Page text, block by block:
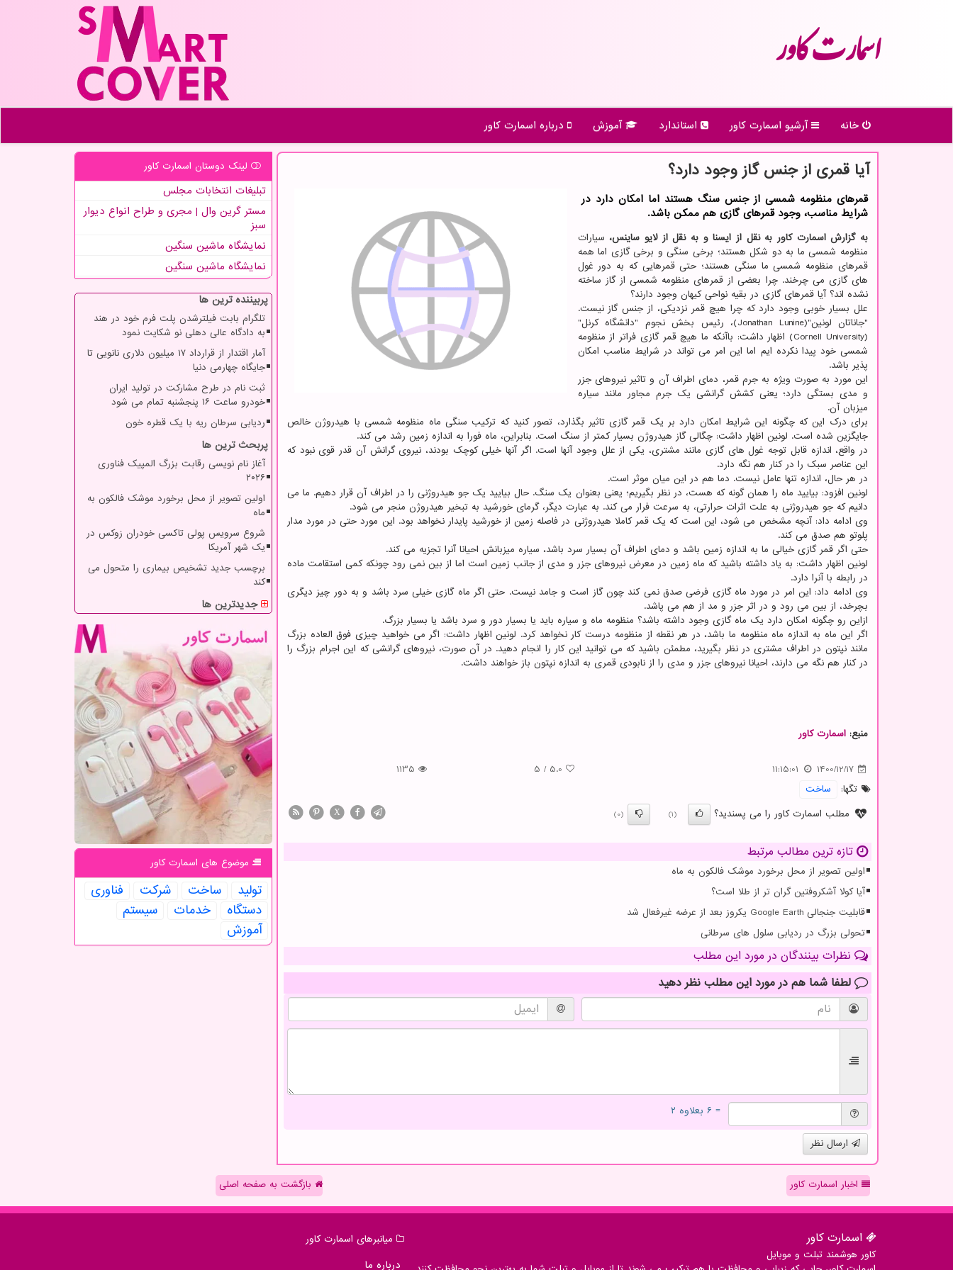
اسمارت كاور
خانه آرشیو اسمارت كاور استاندارد آموزش درباره اسمارت كاور
آیا قمری از جنس گاز وجود دارد؟
قمرهای منظومه شمسی از جنس سنگ هستند اما امکان دارد در
شرایط مناسب، وجود قمرهای گازی هم ممکن باشد.
به گزارش اسمارت کاور به نقل از ایسنا و به نقل از لایو ساینس، سیارات
منظومه شمسی ما به دو شکل هستند؛ برخی سنگی و برخی گازی اما همه
قمرهای منظومه شمسی ما سنگی هستند؛ حتی قمرهایی که به دور غول
های گازی می چرخند. چرا بعضی از قمرهای منظومه شمسی از گاز ساخته
نشده اند؟ آیا قمرهای گازی در بقیه نواحی کیهان وجود دارند؟
علل بسیار خوبی وجود دارد که چرا هیچ قمر نزدیکی، از جنس گاز نیست.
"جاناتان لونین"(Jonathan Lunine)، رئیس بخش نجوم "دانشگاه کرنل"
(Cornell University) اظهار داشت: باآنکه ما هیچ قمر گازی فراتر از منظومه
شمسی خود پیدا نکرده ایم اما این امر می تواند در شرایط مناسب امکان
پذیر باشد.
این مورد به صورت ویژه به جرم قمر، دمای اطراف آن و تاثیر نیروهای جزر
و مدی بستگی دارد؛ یعنی کشش گرانشی یک جرم مجاور مانند سیاره
میزبان آن.
برای درک این که چگونه این شرایط امکان دارد بر یک قمر گازی تاثیر بگذارد، تصور کنید که ترکیب سنگی ماه منظومه شمسی با هیدروژن خالص
جایگزین شده است. لونین اظهار داشت: چگالی گاز هیدروژن بسیار کمتر از سنگ است. بنابراین، ماه فورا به اندازه زمین رشد می کند.
در واقع، اندازه قابل توجه غول های گازی مانند مشتری، یکی از علل وجود آنها است. اگر آنها خیلی کوچک بودند، نیروی گرانش آن قدر قوی نبود که
این عناصر سبک را در کنار هم نگه دارد.
در هر حال، اندازه تنها عامل نیست. دما هم در این میان موثر است.
لونین افزود: بیایید ماه را همان گونه که هست، در نظر بگیریم؛ یعنی بعنوان یک سنگ. حال بیایید یک جو هیدروژنی را در اطراف آن قرار دهیم. ما می
دانیم که جو هیدروژنی به علت اثرات حرارتی، به سرعت فرار می کند. به عبارت دیگر، گرمای خورشید به تبخیر هیدروژن منجر می شود.
وی ادامه داد: آنچه مشخص می شود، این است که یک قمر کاملا هیدروژنی در فاصله زمین از خورشید پایدار نخواهد بود. این مورد حتی در مورد مدار
پلوتو هم صدق می کند.
حتی اگر قمر گازی خیالی ما به اندازه زمین باشد و دمای اطراف آن بسیار سرد باشد، سیاره میزبانش احیانا آنرا تجزیه می کند.
لونین اظهار داشت: به یاد داشته باشید که ماه زمین در معرض نیروهای جزر و مدی از جانب زمین است اما از بین نمی رود چونکه کمی استقامت ماده
در رابطه با آنرا دارد.
وی ادامه داد: این امر در مورد ماه گازی فرضی صدق نمی کند چون گاز است و جامد نیست. حتی اگر ماه گازی خیلی سرد باشد و به دور چیز دیگری
بچرخد، از بین می رود و در اثر جزر و مد از هم می پاشد.
ازاین رو چگونه امکان دارد یک ماه گازی وجود داشته باشد؟ منظومه ماه و سیاره باید یا بسیار دور و سرد باشد یا بسیار بزرگ.
اگر این ماه به اندازه ماه منظومه ما باشد، در هر نقطه از منظومه درست کار نخواهد کرد. لونین اظهار داشت: اگر می خواهید چیزی فوق العاده بزرگ
مانند نپتون در اطراف مشتری در نظر بگیرید، مطمئن باشید که می توانید این کار را انجام دهید. در آن صورت، نیروهای گرانشی که این اجرام بزرگ را
در کنار هم نگه می دارند، احیانا نیروهای جزر و مدی را از نابودی قمری به اندازه نپتون باز خواهند داشت.
منبع: اسمارت كاور
1400/12/17
11:15:01
5.0
/
5
1135
تگها:
ساخت
مطلب اسمارت کاور را می پسندید؟
(1)
(0)
X
تازه ترین مطالب مرتبط
اولین تصویر از محل برخورد موشک فالکون به ماه
آیا کولا آشکروفتین گران تر از طلا است؟
قابلیت جنجالی Google Earth یکروز بعد از عرضه غیرفعال شد
تحولی بزرگ در ردیابی سلول های سرطانی
نظرات بینندگان در مورد این مطلب
لطفا شما هم در مورد این مطلب نظر دهید
= ۶ بعلاوه ۲
ارسال نظر
لینک دوستان اسمارت كاور
تبلیغات انتخابات مجلس
مستر گرین وال | مجری و طراح انواع دیوار
سبز
نمایشگاه ماشین سنگین
نمایشگاه ماشین سنگین
پربیننده ترین ها
تلگرام بابت فیلترشدن پلت فرم خود در هند
به دادگاه عالی دهلی نو شکایت نمود
آمار اقتدار از قرارداد ۱۷ میلیون دلاری نانویی تا
جایگاه چهارمی دنیا
ثبت نام در طرح مشارکت در تولید ایران
خودرو ساعت ۱۶ پنجشنبه تمام می شود
ردیابی سرطان ریه با یک قطره خون
پربحث ترین ها
آغاز نام نویسی رقابت بزرگ المپیک فناوری
۲۰۲۶
اولین تصویر از محل برخورد موشک فالکون به
ماه
شروع سرویس پولی تاکسی خودران زوکس در
یک شهر آمریکا
برچسب جدید تشخیص بیماری را متحول می
کند
جدیدترین ها
موضوع های اسمارت كاور
تولید ساخت شركت
فناوری
دستگاه
خدمات
سیستم
آموزش
اخبار اسمارت کاور بازگشت به صفحه اصلی
اسمارت كاور
کاور هوشمند تبلت و موبایل
میانبرهای اسمارت كاور
درباره ما